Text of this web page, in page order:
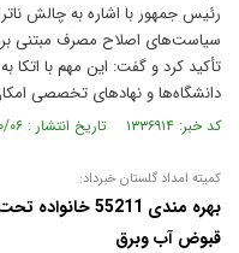
رئیس جمهور با اشاره به چالش
سیاست‌های اصلاح مصرف مبتنی
تأکید کرد و گفت: این مهم با اتکا
دانشگاه‌ها و نهاد‌های تخصصی
کد خبر: ۱۳۳۶۹۱۴ تاریخ انتشار : ۱۴۰۴/۱۰/۰۶
کمیته امداد گلستان خبرداد:
بهره مندی
قبوض آب وبرق